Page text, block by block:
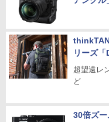
リーズ
超望遠レ
ど
30倍ズ